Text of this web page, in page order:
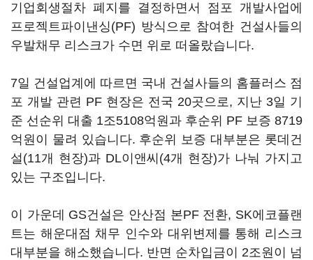
기업회생절차 폐지를 결정하면서 점포 개발사업에
프로젝트파이낸싱(PF) 방식으로 참여한 건설사들의
우발채무 리스크가 수면 위로 떠올랐습니다.
7일 건설업계에 따르면 국내 건설사들의 홈플러스 점
포 개발 관련 PF 현장은 전국 20곳으로, 지난 3일 기
준 선순위 대출 1조5108억원과 후순위 PF 보증 8719
억원이 물려 있습니다. 후순위 보증 대부분은 롯데건
설(11개 현장)과 DL이앤씨(4개 현장)가 나눠 가지고
있는 구조입니다.
이 가운데 GS건설은 안산점 본PF 전환, SK에코플랜
트는 해운대점 채무 인수와 대위변제를 통해 리스크
대부분을 해소했습니다. 반면 순차입금이 2조원이 넘